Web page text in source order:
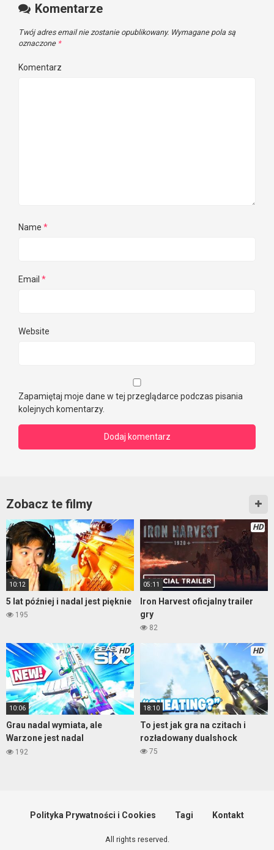
Komentarze
Twój adres email nie zostanie opublikowany. Wymagane pola są
oznaczone *
Komentarz
Name *
Email *
Website
Zapamiętaj moje dane w tej przeglądarce podczas pisania
kolejnych komentarzy.
Zobacz te filmy
10:12
5 lat później i nadal jest pięknie
195
HD
05:11
Iron Harvest oficjalny trailer
gry
82
HD
10:06
Grau nadal wymiata, ale
Warzone jest nadal
nieprzewidywalna
192
HD
18:10
To jest jak gra na czitach i
rozładowany dualshock
75
Polityka Prywatności i Cookies Tagi Kontakt
All rights reserved.